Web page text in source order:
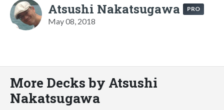
Atsushi Nakatsugawa PRO
May 08, 2018
More Decks by Atsushi
Nakatsugawa